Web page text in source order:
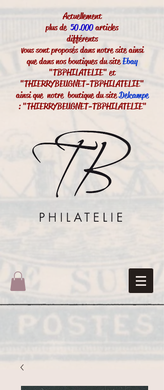
Actuellement
plus de50.000articles
différents
vous sont proposés dans notre site ainsi
que dans nos boutiques du siteEbay
"TBPHILATELIE" et
"THIERRYBEUGNET-TBPHILATELIE"
ainsi que notre boutique du siteDelcampe
: "THIERRYBEUGNET-TBPHILATELIE"